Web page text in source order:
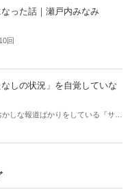
！ 芸能ニュース
った話｜瀬戸内みなみ
回
しの状況」を自覚していな
しな報道ばかりをしている『サン